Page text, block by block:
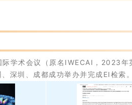
际学术会议（原名IWECAI，2023
深圳、成都成功举办并完成EI检索